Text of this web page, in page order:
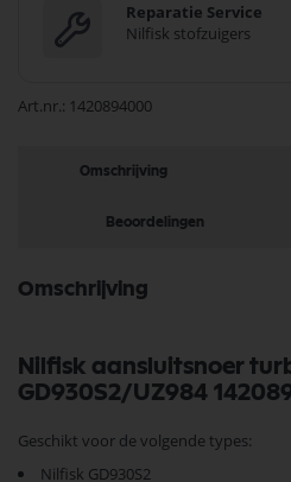
Reparatie Service
Nilfisk stofzuigers
Art.nr. 1420894000
Omschrijving
Beoordelingen
Omschrijving
Nilfisk aansluitsnoer
GD930S2/UZ984
Geschikt voor de volgende types:
Nilfisk GD930S2